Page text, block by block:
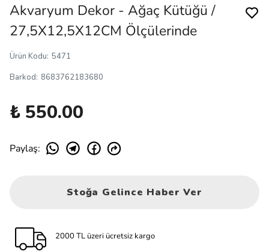
Akvaryum Dekor - Ağaç Kütüğü /
27,5X12,5X12CM Ölçülerinde
Ürün Kodu: 5471
Barkod: 8683762183680
₺ 550.00
Paylaş:
Stoğa Gelince Haber Ver
2000 TL üzeri ücretsiz kargo